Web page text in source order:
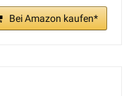
Bei Amazon kaufen*